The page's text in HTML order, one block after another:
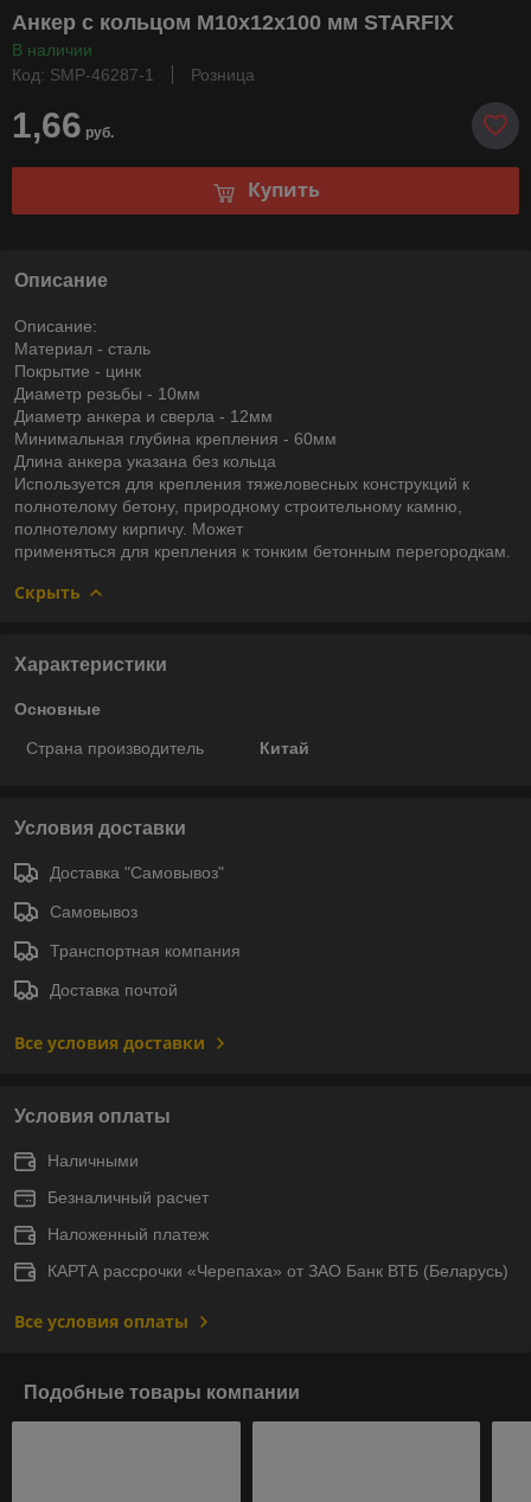
Анкер с кольцом М10х12х100 мм STARFIX
В наличии
Код: SMP-46287-1
Розница
1,66 руб.
Купить
Описание
Описание:
Материал - сталь
Покрытие - цинк
Диаметр резьбы - 10мм
Диаметр анкера и сверла - 12мм
Минимальная глубина крепления - 60мм
Длина анкера указана без кольца
Используется для крепления тяжеловесных конструкций к
полнотелому бетону, природному строительному камню,
полнотелому кирпичу. Может
применяться для крепления к тонким бетонным перегородкам.
Скрыть
Характеристики
Основные
Страна производитель Китай
Условия доставки
Доставка "Самовывоз"
Самовывоз
Транспортная компания
Доставка почтой
Все условия доставки
Условия оплаты
Наличными
Безналичный расчет
Наложенный платеж
КАРТА рассрочки «Черепаха» от ЗАО Банк ВТБ (Беларусь)
Все условия оплаты
Подобные товары компании